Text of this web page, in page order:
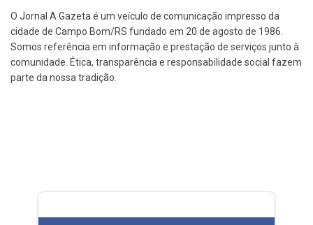
O Jornal A Gazeta é um veículo de comunicação impresso da
cidade de Campo Bom/RS fundado em 20 de agosto de 1986.
Somos referência em informação e prestação de serviços junto à
comunidade. Ética, transparência e responsabilidade social fazem
parte da nossa tradição.